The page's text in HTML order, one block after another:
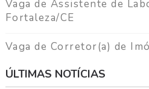
Vaga de Assistente de
Fortaleza/CE
Vaga de Corretor(a) de
ÚLTIMAS NOTÍCIAS